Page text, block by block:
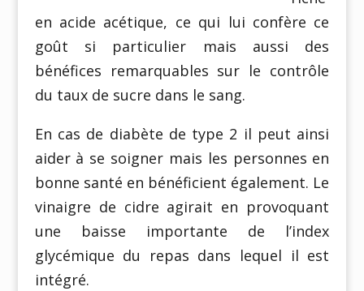
en acide acétique, ce qui lui confère ce
goût si particulier mais aussi des
bénéfices remarquables sur le contrôle
du taux de sucre dans le sang.
En cas de diabète de type 2 il peut ainsi
aider à se soigner mais les personnes en
bonne santé en bénéficient également. Le
vinaigre de cidre agirait en provoquant
une baisse importante de l’index
glycémique du repas dans lequel il est
intégré.